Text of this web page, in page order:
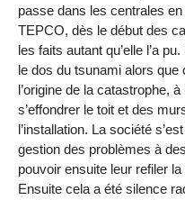
passe dans les centrales
TEPCO, dès le début des
les faits autant qu’elle l’a
le dos du tsunami alors
l’origine de la catastrophe,
s’effondrer le toit et des
l’installation. La société
gestion des problèmes à
pouvoir ensuite leur refiler
Ensuite cela a été silence